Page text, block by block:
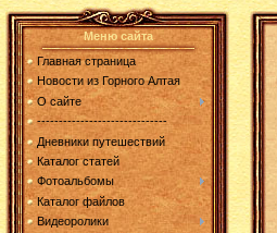
Меню сайта
Главная страница
Новости из Горного Алтая
О сайте
------------------------------
Дневники путешествий
Каталог статей
Фотоальбомы
Каталог файлов
Видеоролики